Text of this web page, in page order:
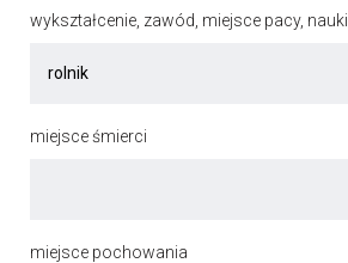
wykształcenie, zawód, miejsce pacy, nauki
miejsce śmierci
miejsce pochowania